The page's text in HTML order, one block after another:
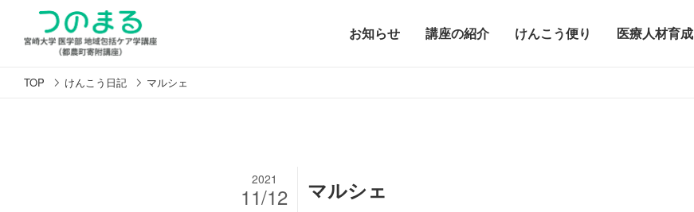
お知らせ 講座の紹介 けんこう便り 医療人材育成
TOP けんこう日記 マルシェ
マルシェ
2021
11/12